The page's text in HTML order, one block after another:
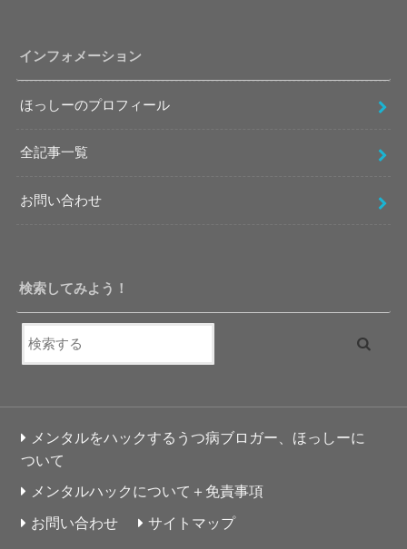
インフォメーション
ほっしーのプロフィール
全記事一覧
お問い合わせ
検索してみよう！
メンタルをハックするうつ病ブロガー、ほっしーに
ついて
メンタルハックについて＋免責事項
お問い合わせ
サイトマップ